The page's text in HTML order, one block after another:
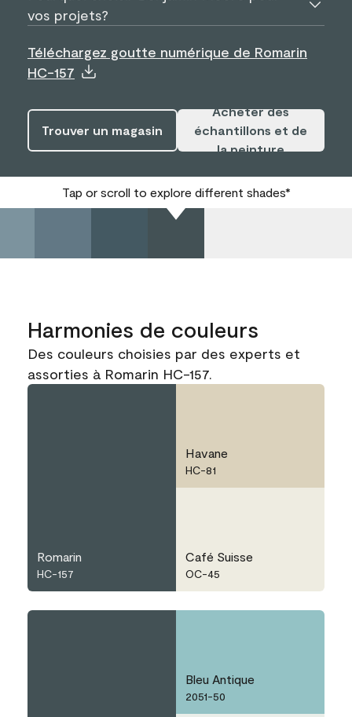
vos projets?
Téléchargez goutte numérique de Romarin
HC-157
Trouver un magasin
Acheter des
échantillons et de
la peinture
Tap or scroll to explore different shades*
Harmonies de couleurs
Des couleurs choisies par des experts et
assorties à Romarin HC-157.
Romarin
HC-157
Havane
HC-81
Café Suisse
OC-45
Bleu Antique
2051-50